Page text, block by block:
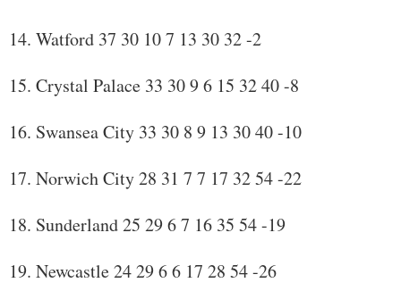
14. Watford 37 30 10 7 13 30 32 -2
15. Crystal Palace 33 30 9 6 15 32 40 -8
16. Swansea City 33 30 8 9 13 30 40 -10
17. Norwich City 28 31 7 7 17 32 54 -22
18. Sunderland 25 29 6 7 16 35 54 -19
19. Newcastle 24 29 6 6 17 28 54 -26